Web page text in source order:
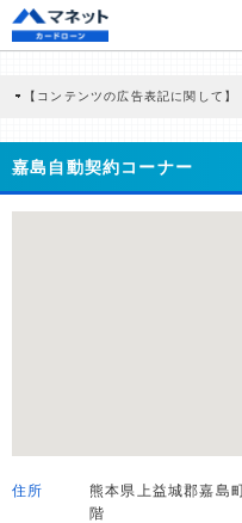
【コンテンツの広告表記に関して】
商品を根拠なくPRするものではなく
どに基づき、公平性を担保した情報
>提携企業一覧
嘉島自動契約コーナー
住所
熊本県上益城郡嘉島
階